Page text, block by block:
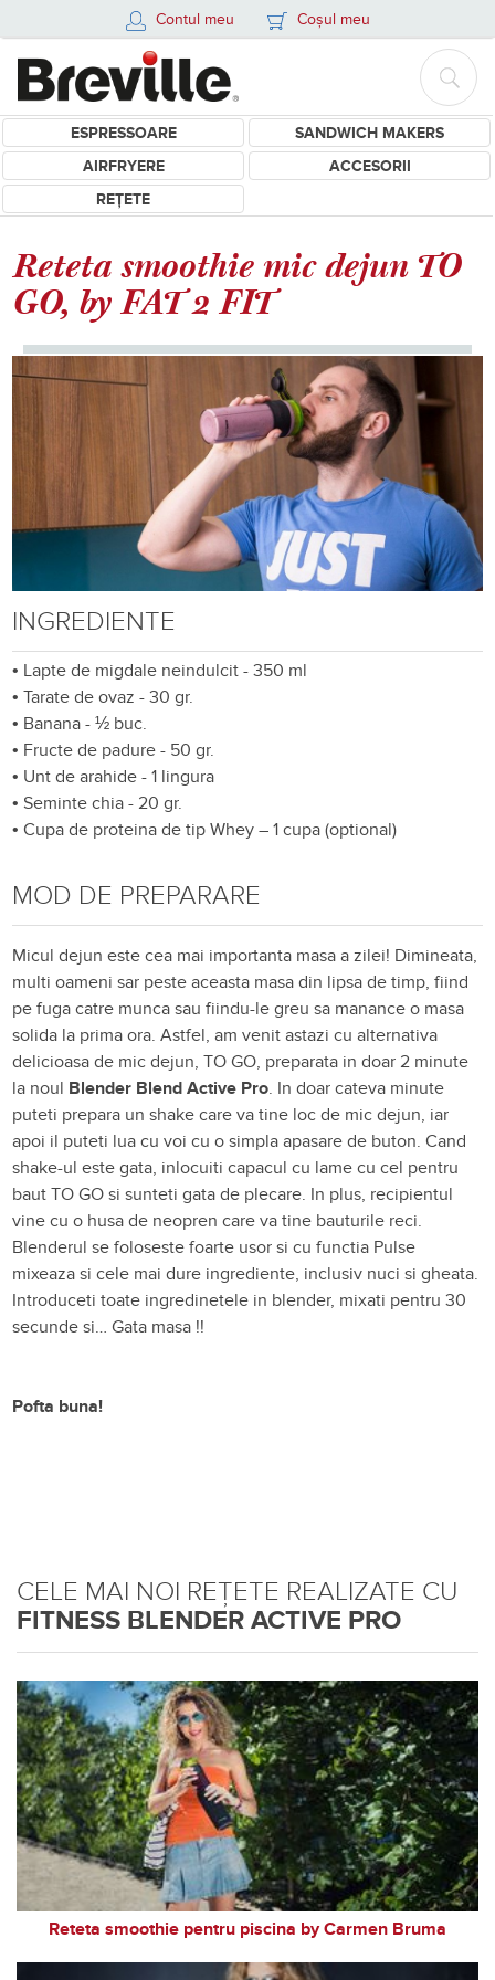
Contul meu Coșul meu
ESPRESSOARE
SANDWICH MAKERS
AIRFRYERE
ACCESORII
REȚETE
Reteta smoothie mic dejun TO
GO, by FAT 2 FIT
INGREDIENTE
• Lapte de migdale neindulcit - 350 ml
•Tarate de ovaz - 30 gr.
• Banana - ½ buc.
• Fructe de padure - 50 gr.
• Unt de arahide - 1 lingura
•Seminte chia - 20 gr.
•Cupa de proteina de tip Whey – 1 cupa (optional)
MOD DE PREPARARE
Micul dejun este cea mai importanta masa a zilei! Dimineata,
multi oameni sar peste aceasta masa din lipsa de timp, fiind
pe fuga catre munca sau fiindu-le greu sa manance o masa
solida la prima ora. Astfel, am venit astazi cu alternativa
delicioasa de mic dejun, TO GO, preparata in doar 2 minute
la noul Blender Blend Active Pro. In doar cateva minute
puteti prepara un shake care va tine loc de mic dejun, iar
apoi il puteti lua cu voi cu o simpla apasare de buton. Cand
shake-ul este gata, inlocuiti capacul cu lame cu cel pentru
baut TO GO si sunteti gata de plecare. In plus, recipientul
vine cu o husa de neopren care va tine bauturile reci.
Blenderul se foloseste foarte usor si cu functia Pulse
mixeaza si cele mai dure ingrediente, inclusiv nuci si gheata.
Introduceti toate ingredinetele in blender, mixati pentru 30
secunde si… Gata masa !!
Pofta buna!
CELE MAI NOI REȚETE REALIZATE CU
FITNESS BLENDER ACTIVE PRO
Reteta smoothie pentru piscina by Carmen Bruma